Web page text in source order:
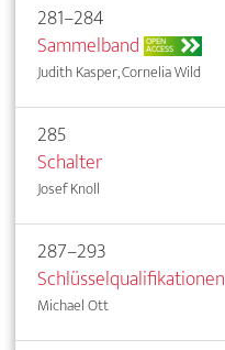
281–284
Sammelband OPEN
ACCESS
Judith Kasper, Cornelia Wild
285
Schalter
Josef Knoll
287–293
Schlüsselqualifikationen
Michael Ott